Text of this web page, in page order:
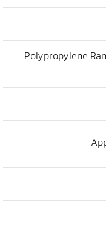
Polypropylene